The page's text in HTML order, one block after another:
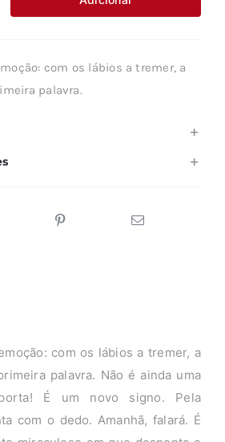
era:
é:
com os lábios a tremer, a
palavra.
com os lábios a tremer, a
palavra. Não é ainda uma
É um novo signo. Pela
com o dedo. Amanhã, falará. É